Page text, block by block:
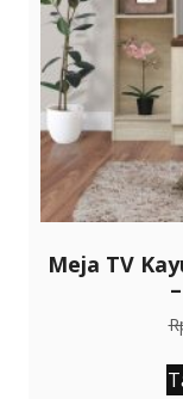
Meja TV